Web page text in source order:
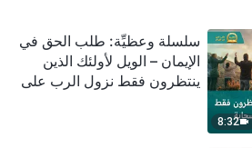
8:32
سلسلة وعظيِّة: طلب الحق في
الإيمان – الويل لأولئك الذين
ينتظرون فقط نزول الرب على